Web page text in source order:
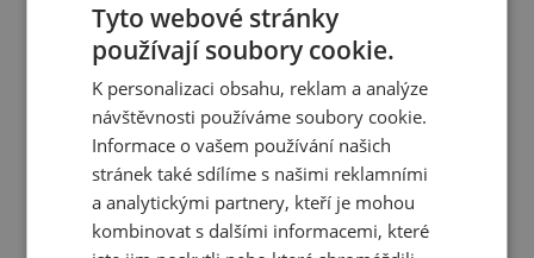
Tyto webové stránky
používají soubory cookie.
K personalizaci obsahu, reklam a analýze
návštěvnosti používáme soubory cookie.
Informace o vašem používání našich
stránek také sdílíme s našimi reklamními
a analytickými partnery, kteří je mohou
kombinovat s dalšími informacemi, které